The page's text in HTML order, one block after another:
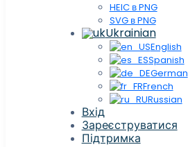
HEIC в PNG
SVG в PNG
Ukrainian
English
Spanish
German
French
Russian
Вхід
Зареєструватися
Підтримка